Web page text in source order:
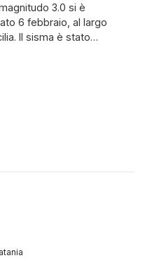
3.0 si è
6 febbraio, al largo
Il sisma è stato
Roma nel Canale di